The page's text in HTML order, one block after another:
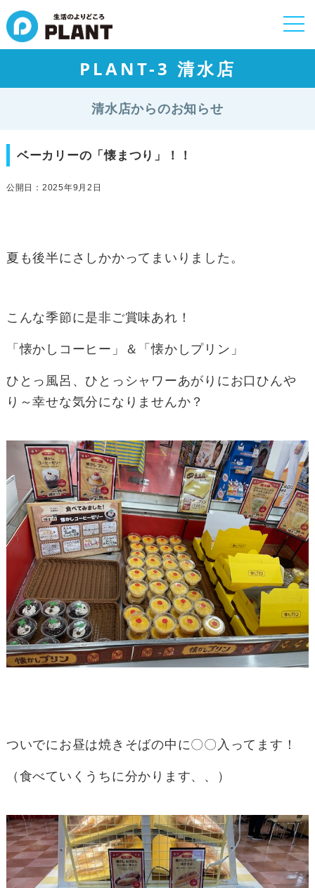
PLANT-3 清水店
清水店からのお知らせ
ベーカリーの「懐まつり」！！
公開日：2025年9月2日
夏も後半にさしかかってまいりました。
こんな季節に是非ご賞味あれ！
「懐かしコーヒー」＆「懐かしプリン」
ひとっ風呂、ひとっシャワーあがりにお口ひんや
り～幸せな気分になりませんか？
ついでにお昼は焼きそばの中に〇〇入ってます！
（食べていくうちに分かります、、）